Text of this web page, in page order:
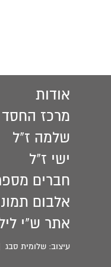
אודות
מרכז החסד
שלמה ז"ל
ישי ז"ל
חברים
אלבום
אתר ש"י
עיצוב:שלומית סבג